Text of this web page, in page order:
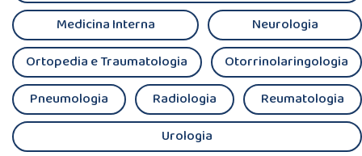
Medicina Interna
Neurologia
Ortopedia e Traumatologia
Otorrinolaringologia
Pneumologia
Radiologia
Reumatologia
Urologia